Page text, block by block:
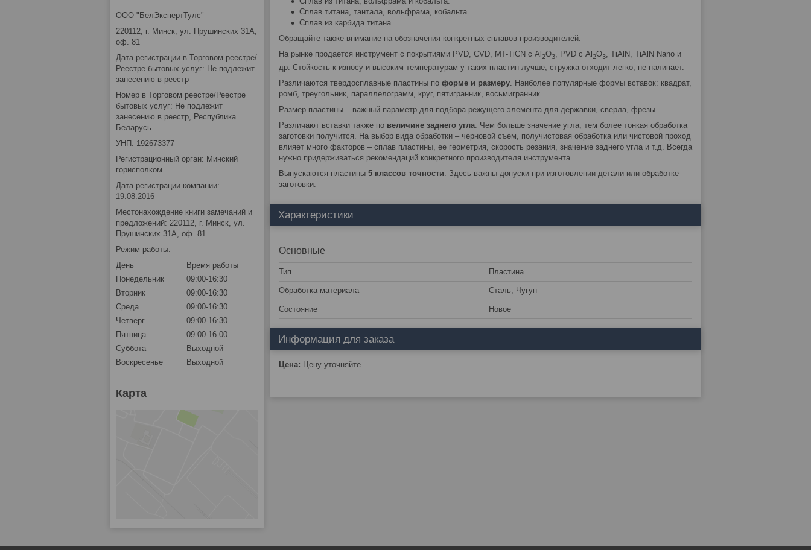
Сплав титана, тантала, вольфрама, кобальта.
Сплав из карбида титана.
Обращайте также внимание на обозначения конкретных сплавов производителей.
На рынке продается инструмент с покрытиями PVD, CVD, MT-TiCN с Al 2O3, PVD с Al 2O3, TiAlN, TiAlN Nano и
др. Стойкость к износу и высоким температурам у таких пластин лучше, стружка отходит легко, не налипает.
Различаются твердосплавные пластины по форме и размеру . Наиболее популярные формы вставок: квадрат,
ромб, треугольник, параллелограмм, круг, пятигранник, восьмигранник.
Размер пластины – важный параметр для подбора режущего элемента для державки, сверла, фрезы.
Различают вставки также по величине заднего угла . Чем больше значение угла, тем более тонкая обработка
заготовки получится. На выбор вида обработки – черновой съем, получистовая обработка или чистовой проход
влияет много факторов – сплав пластины, ее геометрия, скорость резания, значение заднего угла и т.д. Всегда
нужно придерживаться рекомендаций конкретного производителя инструмента.
Выпускаются пластины 5 классов точности . Здесь важны допуски при изготовлении детали или обработке
заготовки.
Характеристики
Основные
Тип Пластина
Обработка материала Сталь, Чугун
Состояние Новое
Информация для заказа
Цена: Цену уточняйте
ООО "БелЭкспертТулс"
220112, г. Минск, ул. Прушинских 31А,
оф. 81
Дата регистрации в Торговом реестре/
Реестре бытовых услуг: Не подлежит
занесению в реестр
Номер в Торговом реестре/Реестре
бытовых услуг: Не подлежит
занесению в реестр, Республика
Беларусь
УНП: 192673377
Регистрационный орган: Минский
горисполком
Дата регистрации компании:
19.08.2016
Местонахождение книги замечаний и
предложений: 220112, г. Минск, ул.
Прушинских 31А, оф. 81
Режим работы:
День
Время работы
Понедельник
09:00-16:30
Вторник
09:00-16:30
Среда
09:00-16:30
Четверг
09:00-16:30
Пятница
09:00-16:00
Суббота
Выходной
Воскресенье
Выходной
Карта